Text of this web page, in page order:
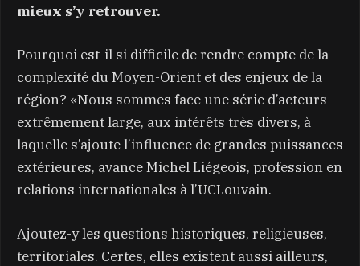
mieux s’y retrouver.
Pourquoi est-il si difficile de rendre compte de la
complexité du Moyen-Orient et des enjeux de la
région? «Nous sommes face une série d’acteurs
extrêmement large, aux intérêts très divers, à
laquelle s’ajoute l’influence de grandes puissances
extérieures, avance Michel Liégeois, profession en
relations internationales à l’UCLouvain.
Ajoutez-y les questions historiques, religieuses,
territoriales. Certes, elles existent aussi ailleurs,